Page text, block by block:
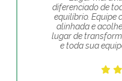
diferenciado de
equilíbrio. Equipe
alinhada e
lugar de
e toda sua